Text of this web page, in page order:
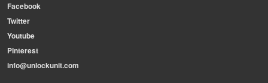
Facebook
Twitter
Youtube
Pinterest
info@unlockunit.com